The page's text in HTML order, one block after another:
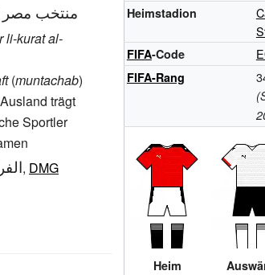
Heimstadion
FIFA-Code
FIFA-Rang
Heim
منتخب مصر
li-kurat al-
(muntachab)
trägt
Sportler
, DMG